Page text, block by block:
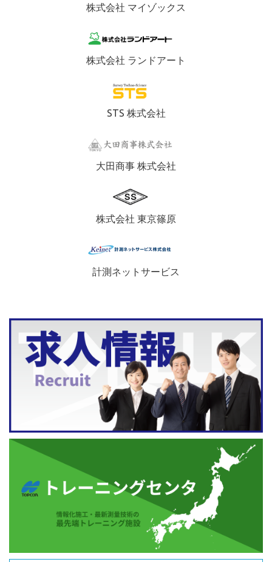
株式会社 マイゾックス
株式会社 ランドアート
STS 株式会社
大田商事 株式会社
株式会社 東京篠原
計測ネットサービス